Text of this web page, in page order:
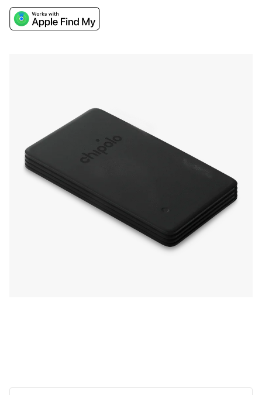
présentant des défauts superficiels qui
seraient autrement gaspillé. C'est un tracker